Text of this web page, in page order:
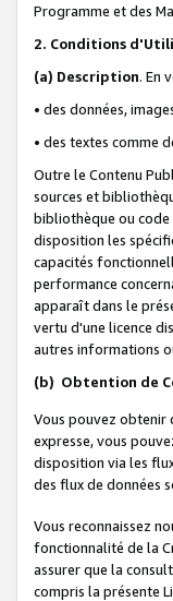
Programme et des
2. Conditions
(a) Description. En
• des données,
• des textes comme
Outre le Contenu
sources et
bibliothèque ou code
disposition les
capacités
performance
apparaît dans le
vertu d'une licence
autres informations
(b) Obtention de
Vous pouvez obtenir
expresse, vous
disposition via les
des flux de données
Vous reconnaissez
fonctionnalité de la
assurer que la
compris la présente